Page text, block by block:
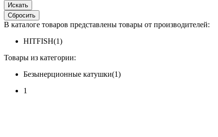
Искать
Сбросить
В каталоге товаров представлены товары от производителей:
HITFISH(1)
Товары из категории:
Безынерционные катушки(1)
1